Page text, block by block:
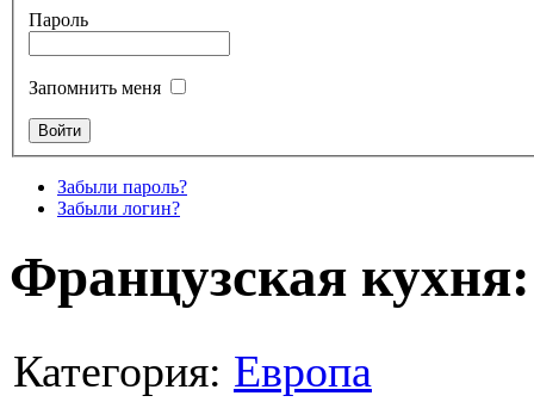
Пароль
Запомнить меня
Забыли пароль?
Забыли логин?
Французская
Категория: Европа